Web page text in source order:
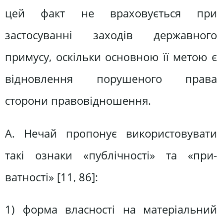
цей факт не враховується при
застосуванні заходів державного
примусу, оскільки основною її метою є
відновлення порушеного права
сторони правовідношення.
А. Нечай пропонує використовувати
такі ознаки «публічності» та «при-
ватності» [11, 86]:
1) форма власності на матеріальний